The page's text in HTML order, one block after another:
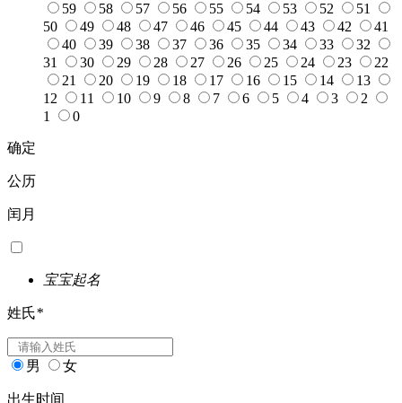
59
58 57 56 55 54 53 52
51
50
49 48 47 46 45 44 43 42
41
40
39 38 37 36 35 34 33
32
31
30 29 28 27 26 25 24 23
22
21
20 19 18 17 16 15 14
13
12
11 10 9 8 7 6 5 4 3
2
1
0
确定
公历
闰月
宝宝起名
姓氏*
男 女
出生时间